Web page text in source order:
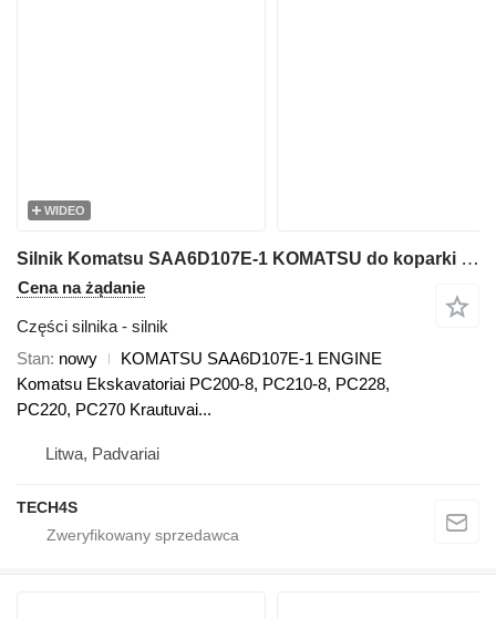
WIDEO
Silnik Komatsu SAA6D107E-1 KOMATSU do koparki Komatsu PC200-8, PC210-8, PC228, PC220, PC270, WA200, WA250, WA270, WA320, WA380
Cena na żądanie
Części silnika - silnik
Stan nowy
KOMATSU SAA6D107E-1 ENGINE
Komatsu Ekskavatoriai PC200-8, PC210-8, PC228,
PC220, PC270 Krautuvai...
Litwa, Padvariai
TECH4S